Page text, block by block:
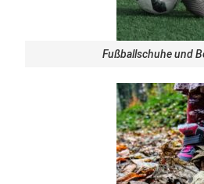
Fußballschuhe und